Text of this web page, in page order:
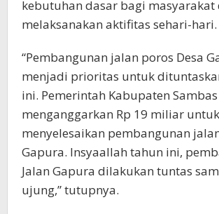
kebutuhan dasar bagi masyarakat
melaksanakan aktifitas sehari-hari.
“Pembangunan jalan poros Desa
menjadi prioritas untuk
ini. Pemerintah Kabupaten
menganggarkan Rp 19 miliar untuk
menyelesaikan pembangunan
Gapura. Insyaallah tahun ini,
Jalan Gapura dilakukan tuntas
ujung,” tutupnya.